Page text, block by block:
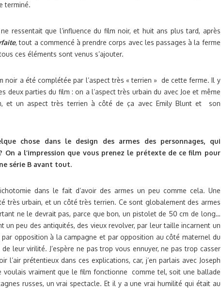
terminé.
ressentait que l’influence du film noir, et huit ans plus tard, après
, tout a commencé à prendre corps avec les passages à la ferme
ces éléments sont venus s’ajouter.
noir a été complétée par l’aspect très « terrien » de cette ferme. Il y
deux parties du film : on a l’aspect très urbain du avec Joe et même
et un aspect très terrien à côté de ça avec Emily Blunt et son
chose dans le design des armes des personnages, qui
On a l’impression que vous prenez le prétexte de ce film pour
série B avant tout.
dans le fait d’avoir des armes un peu comme cela. Une
très urbain, et un côté très terrien. Ce sont globalement des armes
ne le devrait pas, parce que bon, un pistolet de 50 cm de long…
un peu des antiquités, des vieux revolver, par leur taille incarnent un
opposition à la campagne et par opposition au côté maternel du
leur virilité. J’espère ne pas trop vous ennuyer, ne pas trop casser
l’air prétentieux dans ces explications, car, j’en parlais avec Joseph
voulais vraiment que le film fonctionne comme tel, soit une ballade
russes, un vrai spectacle. Et il y a une vrai humilité qui était au